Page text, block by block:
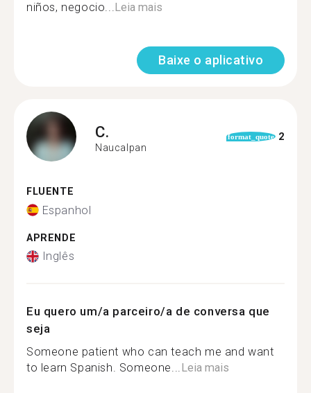
niños, negocio...Leia mais
Baixe o aplicativo
C.
Naucalpan
format_quote 2
FLUENTE
Espanhol
APRENDE
Inglês
Eu quero um/a parceiro/a de conversa que
seja
Someone patient who can teach me and want
to learn Spanish. Someone...Leia mais